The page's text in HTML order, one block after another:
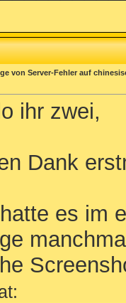
von Server-Fehler auf
ihr zwei,
Dank
es im